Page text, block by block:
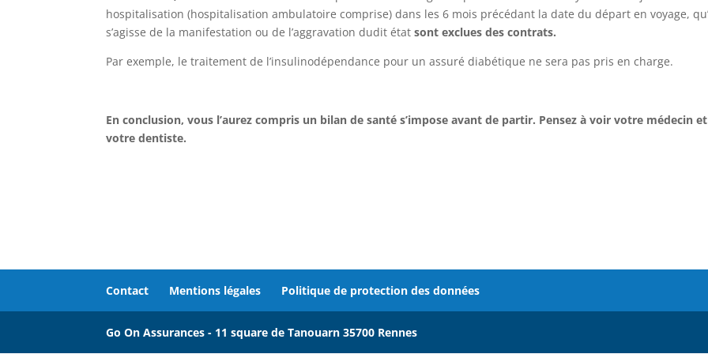
hospitalisation (hospitalisation ambulatoire comprise) dans les 6 mois précédant la date du départ en voyage,
s’agisse de la manifestation ou de l’aggravation dudit étatsont exclues des contrats.
Par exemple, le traitement de l’insulinodépendance pour un assuré diabétique ne sera pas pris en charge.
En conclusion, vous l’aurez compris un bilan de santé s’impose avant de partir. Pensez à voir votre médecin et
votre dentiste.
Contact Mentions légales Politique de protection des données
Go On Assurances - 11 square de Tanouarn 35700 Rennes